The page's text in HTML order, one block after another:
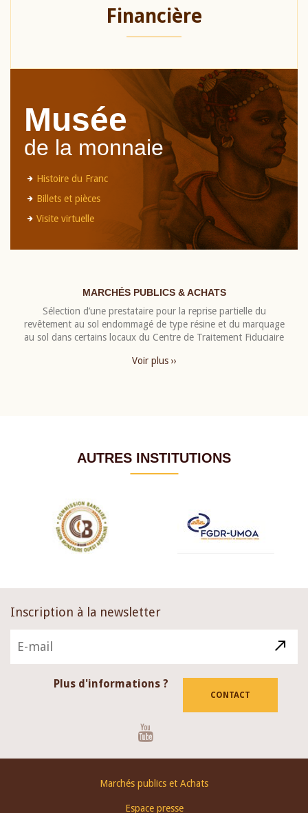
Financière
Musée
de la monnaie
Histoire du Franc
Billets et pièces
Visite virtuelle
MARCHÉS PUBLICS & ACHATS
Sélection d’une prestataire pour la reprise partielle du
revêtement au sol endommagé de type résine et du marquage
au sol dans certains locaux du Centre de Traitement Fiduciaire
Voir plus ››
AUTRES INSTITUTIONS
Inscription à la newsletter
Plus d'informations ?
CONTACT
Marchés publics et Achats
Espace presse